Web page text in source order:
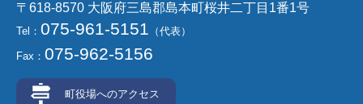
〒618-8570 大阪府三島郡島本町桜井二丁目1番1号
Tel： 075-961-5151 （代表）
Fax： 075-962-5156
町役場へのアクセス